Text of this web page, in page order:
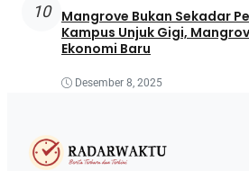
10
Mangrove Bukan Sekadar
Kampus Unjuk Gigi,
Ekonomi Baru
Desember 8, 2025